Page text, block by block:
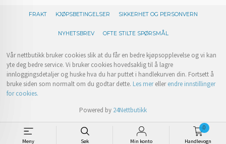
Meny Søk Min konto Handlevogn
0
FRAKT KJØPSBETINGELSER SIKKERHET OG PERSONVERN
NYHETSBREV OFTE STILTE SPØRSMÅL
Vår nettbutikk bruker cookies slik at du får en bedre kjøpsopplevelse og vi kan
yte deg bedre service. Vi bruker cookies hovedsaklig til å lagre
innloggingsdetaljer og huske hva du har puttet i handlekurven din. Fortsett å
bruke siden som normalt om du godtar dette. Les merellerendre innstillinger
for cookies.
Powered by 24Nettbutikk